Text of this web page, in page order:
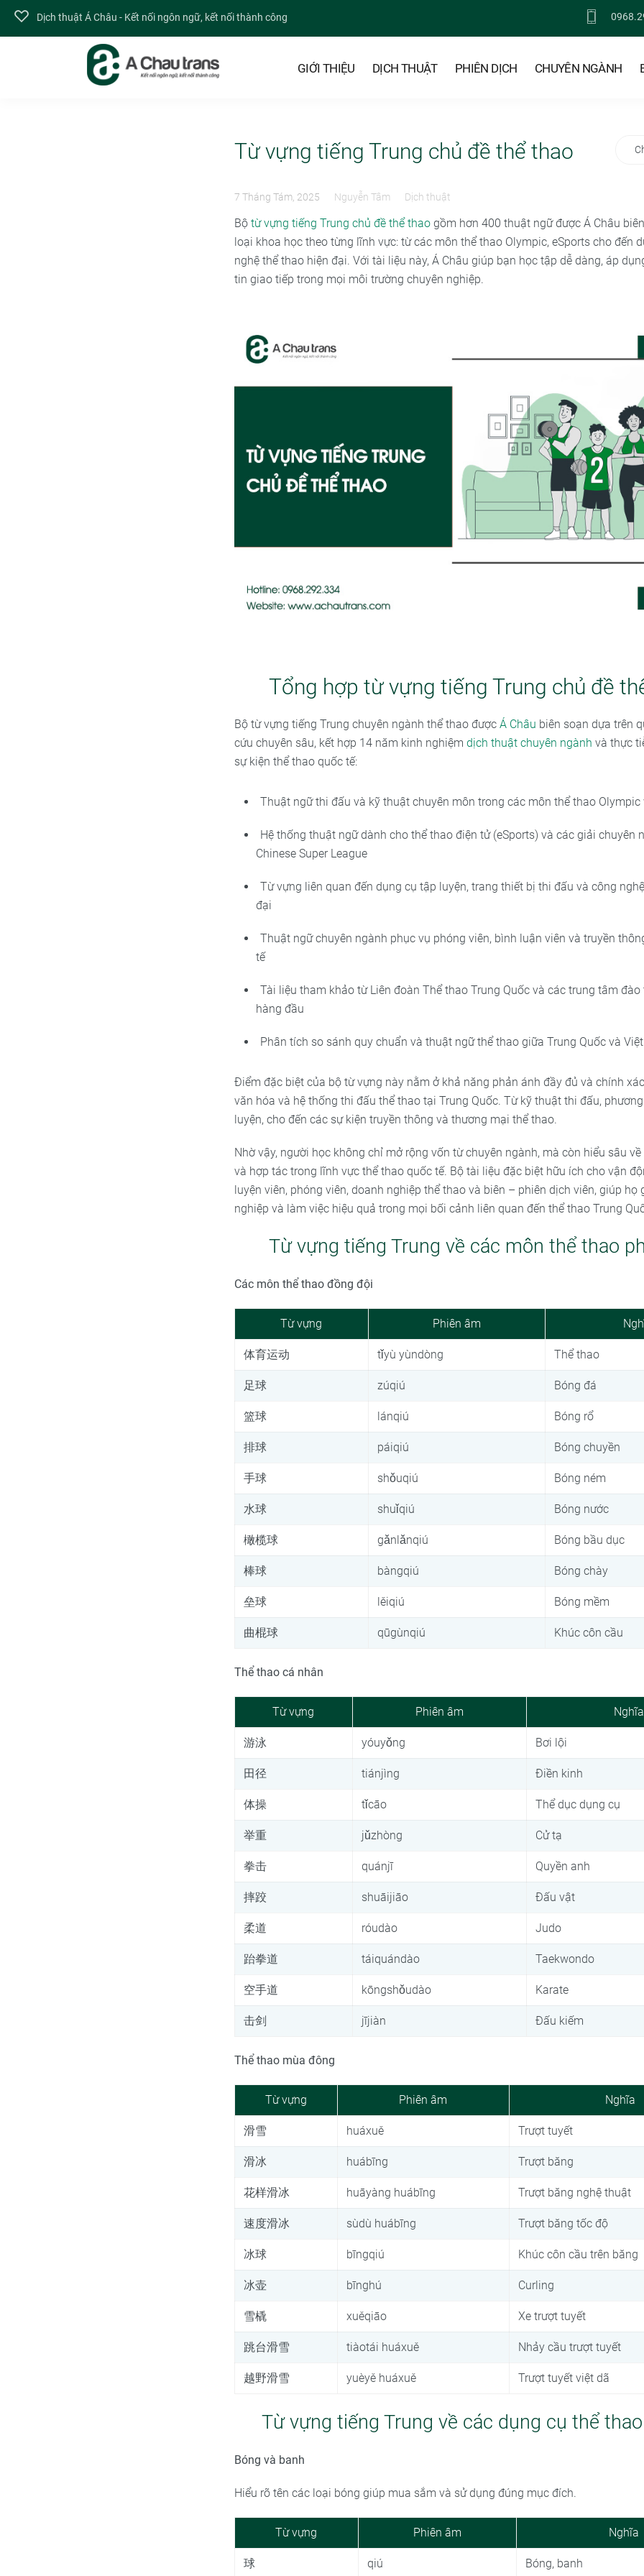
Dịch thuật Á Châu - Kết nối ngôn ngữ, kết nối thành công
GIỚI THIỆU DỊCH THUẬT PHIÊN DỊCH CHUYÊN NGÀNH
Từ vựng tiếng Trung chủ đề thể thao
7 Tháng Tám, 2025 Nguyễn Tâm Dịch thuật
Bộ từ vựng tiếng Trung chủ đề thể thaogồm hơn 400 thuật ngữ được Á Châu
loại khoa học theo từng lĩnh vực: từ các môn thể thao Olympic, eSports cho đến
nghệ thể thao hiện đại. Với tài liệu này, Á Châu giúp bạn học tập dễ dàng, áp
tin giao tiếp trong mọi môi trường chuyên nghiệp.
Tổng hợp từ vựng tiếng Trung chủ đề
Bộ từ vựng tiếng Trung chuyên ngành thể thao được Á Châu biên soạn dựa trên
cứu chuyên sâu, kết hợp 14 năm kinh nghiệm dịch thuật chuyên ngành và thực
sự kiện thể thao quốc tế:
Thuật ngữ thi đấu và kỹ thuật chuyên môn trong các môn thể thao Olympic
Hệ thống thuật ngữ dành cho thể thao điện tử (eSports) và các giải chuyên
Chinese Super League
Từ vựng liên quan đến dụng cụ tập luyện, trang thiết bị thi đấu và công
đại
Thuật ngữ chuyên ngành phục vụ phóng viên, bình luận viên và truyền
tế
Tài liệu tham khảo từ Liên đoàn Thể thao Trung Quốc và các trung tâm
hàng đầu
Phân tích so sánh quy chuẩn và thuật ngữ thể thao giữa Trung Quốc và
Điểm đặc biệt của bộ từ vựng này nằm ở khả năng phản ánh đầy đủ và chính
văn hóa và hệ thống thi đấu thể thao tại Trung Quốc. Từ kỹ thuật thi đấu,
luyện, cho đến các sự kiện truyền thông và thương mại thể thao.
Nhờ vậy, người học không chỉ mở rộng vốn từ chuyên ngành, mà còn hiểu sâu
và hợp tác trong lĩnh vực thể thao quốc tế. Bộ tài liệu đặc biệt hữu ích cho vận
luyện viên, phóng viên, doanh nghiệp thể thao và biên – phiên dịch viên, giúp họ
nghiệp và làm việc hiệu quả trong mọi bối cảnh liên quan đến thể thao Trung
Từ vựng tiếng Trung về các môn thể thao
Các môn thể thao đồng đội
Từ vựng Phiên âm
体育运动 tǐyù yùndòng Thể thao
足球 zúqiú Bóng đá
篮球 lánqiú Bóng rổ
排球 páiqiú Bóng chuyền
手球 shǒuqiú Bóng ném
水球 shuǐqiú Bóng nước
橄榄球 gǎnlǎnqiú Bóng bầu dục
棒球 bàngqiú Bóng chày
垒球 lěiqiú Bóng mềm
曲棍球 qūgùnqiú Khúc côn cầu
Thể thao cá nhân
Từ vựng Phiên âm Nghĩa
游泳 yóuyǒng Bơi lội
田径 tiánjìng Điền kinh
体操 tǐcāo Thể dục dụng cụ
举重 jǔzhòng Cử tạ
拳击 quánjī Quyền anh
摔跤 shuāijiāo Đấu vật
柔道 róudào Judo
跆拳道 táiquándào Taekwondo
空手道 kōngshǒudào Karate
击剑 jījiàn Đấu kiếm
Thể thao mùa đông
Từ vựng Phiên âm Nghĩa
滑雪 huáxuě Trượt tuyết
滑冰 huábīng Trượt băng
花样滑冰 huāyàng huábīng Trượt băng nghệ thuật
速度滑冰 sùdù huábīng Trượt băng tốc độ
冰球 bīngqiú Khúc côn cầu trên băng
冰壶 bīnghú Curling
雪橇 xuěqiāo Xe trượt tuyết
跳台滑雪 tiàotái huáxuě Nhảy cầu trượt tuyết
越野滑雪 yuèyě huáxuě Trượt tuyết việt dã
Từ vựng tiếng Trung về các dụng cụ thể
Bóng và banh
Hiểu rõ tên các loại bóng giúp mua sắm và sử dụng đúng mục đích.
Từ vựng Phiên âm Nghĩa
球 qiú Bóng, banh